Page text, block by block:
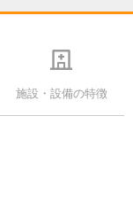
施設・設備の特徴